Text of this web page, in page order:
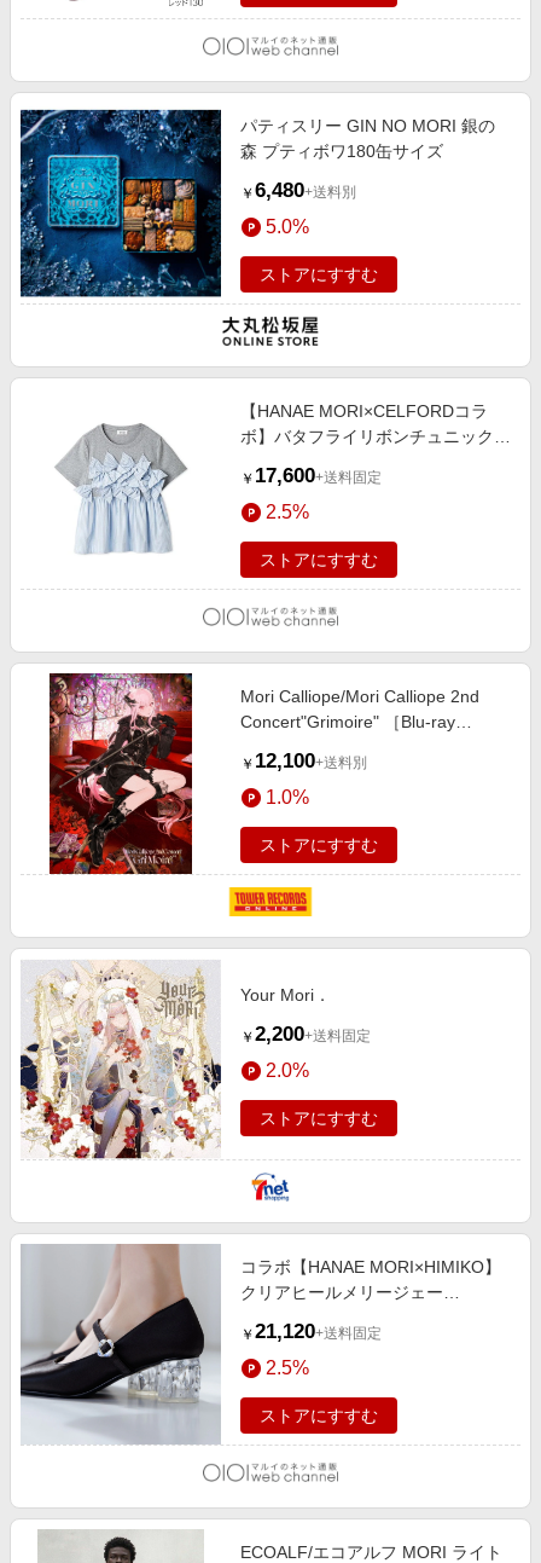
パティスリー GIN NO MORI 銀の
森 プティボワ180缶サイズ
￥ 6,480+送料別
5.0%
ストアにすすむ
【HANAE MORI×CELFORDコラ
ボ】バタフライリボンチュニック
￥ 17,600+送料固定
2.5%
ストアにすすむ
Mori Calliope/Mori Calliope 2nd
Concert"Grimoire" ［Blu-ray
[UPXH-29080]
￥ 12,100+送料別
1.0%
ストアにすすむ
Your Mori．
￥ 2,200+送料固定
2.0%
ストアにすすむ
コラボ【HANAE MORI×HIMIKO】
クリアヒールメリージェー
￥ 21,120+送料固定
2.5%
ストアにすすむ
ECOALF/エコアルフ MORI ライト